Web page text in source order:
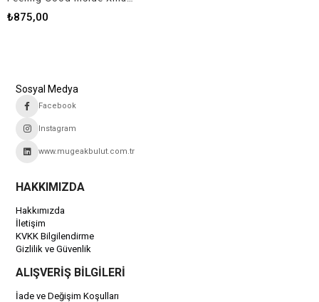
₺875,00
Sosyal Medya
Facebook
Instagram
www.mugeakbulut.com.tr
HAKKIMIZDA
Hakkımızda
İletişim
KVKK Bilgilendirme
Gizlilik ve Güvenlik
ALIŞVERİŞ BİLGİLERİ
İade ve Değişim Koşulları